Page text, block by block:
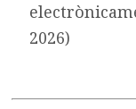
2026)